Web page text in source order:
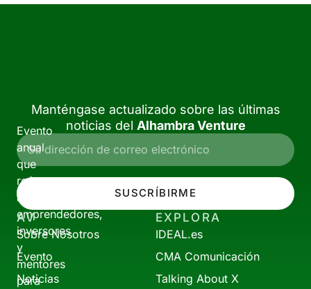
Evento
anual
que
reúne
a
emprendedores,
inversores
y
mentores
para
Manténgase actualizado sobre las últimas
noticias del Alhambra Venture
SUSCRÍBIRME
AV
Sobre Nosotros
Evento
Noticias
EXPLORA
IDEAL.es
CMA Comunicación
Talking About X